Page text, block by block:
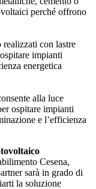
perché offrono
realizzati con lastre
impianti
energetica
alla luce
ospitare impianti
e l’efficienza
Cesena,
sarà in grado di
la soluzione